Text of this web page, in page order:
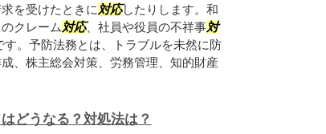
を受けたときに 対応したりします。和
クレーム 対応、社員や役員の不祥事対
。予防法務とは、トラブルを未然に防
、株主総会対策、労務管理、知的財産
どうなる？対処法は？